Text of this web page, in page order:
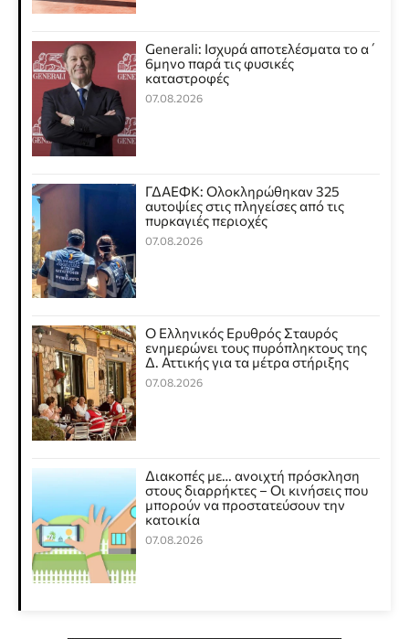
Generali: Ισχυρά αποτελέσματα το α΄
6μηνο παρά τις φυσικές
καταστροφές
07.08.2026
ΓΔΑΕΦΚ: Ολοκληρώθηκαν 325
αυτοψίες στις πληγείσες από τις
πυρκαγιές περιοχές
07.08.2026
Ο Ελληνικός Ερυθρός Σταυρός
ενημερώνει τους πυρόπληκτους της
Δ. Αττικής για τα μέτρα στήριξης
07.08.2026
Διακοπές με… ανοιχτή πρόσκληση
στους διαρρήκτες – Οι κινήσεις που
μπορούν να προστατεύσουν την
κατοικία
07.08.2026